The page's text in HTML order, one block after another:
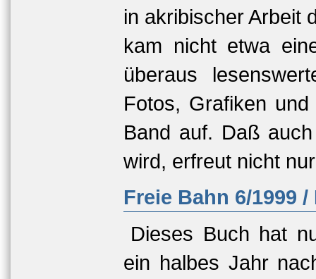
in akribischer Arbeit
kam nicht etwa
überaus
Fotos, Grafiken
Band auf. Daß
wird, erfreut nicht
Freie Bahn 6/1999
Dieses Buch hat
ein halbes Jahr